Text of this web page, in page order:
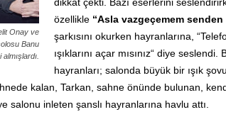
Onay ve
Banu
özellikle “Asla vazgeçemem senden
şarkısını okurken hayranlarına,
ışıklarını açar mısınız“ diye seslendi.
hayranları; salonda büyük bir ışık
kalan, Tarkan, sahne önünde bulunan,
salonu inleten şanslı hayranlarına havlu attı.